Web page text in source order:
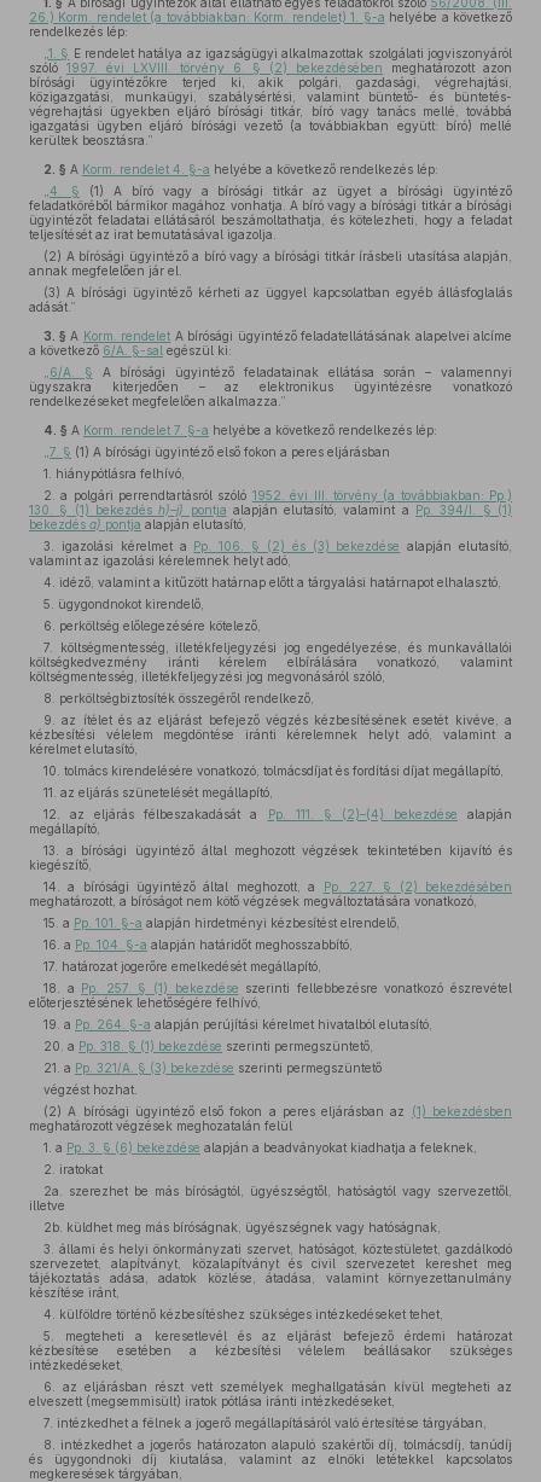
26.) Korm. rendelet (a továbbiakban: Korm. rendelet) 1. §-a helyébe a következő
rendelkezés lép:
1. § E rendelet hatálya az igazságügyi alkalmazottak szolgálati jogviszonyáról
szóló 1997. évi LXVIII. törvény 6. § (2) bekezdésében
meghatározott azon
bírósági ügyintézőkre terjed ki, akik polgári, gazdasági, végrehajtási,
közigazgatási, munkaügyi, szabálysértési, valamint büntető- és büntetés-
végrehajtási ügyekben eljáró bírósági titkár, bíró vagy tanács mellé, továbbá
igazgatási ügyben eljáró bírósági vezető (a továbbiakban együtt: bíró) mellé
kerültek beosztásra.”
2. § A Korm. rendelet 4. §-a helyébe a következő rendelkezés lép:
4. § (1) A bíró vagy a bírósági titkár az ügyet a bírósági ügyintéző
feladatköréből bármikor magához vonhatja. A bíró vagy a bírósági titkár a bírósági
ügyintézőt feladatai ellátásáról beszámoltathatja, és kötelezheti, hogy a feladat
teljesítését az irat bemutatásával igazolja.
(2) A bírósági ügyintéző a bíró vagy a bírósági titkár írásbeli utasítása alapján,
annak megfelelően jár el.
(3) A bírósági ügyintéző kérheti az üggyel kapcsolatban egyéb állásfoglalás
adását.”
3. § A Korm. rendelet A bírósági ügyintéző feladatellátásának alapelvei alcíme
a következő 6/A. §-sal egészül ki:
6/A. § A bírósági ügyintéző feladatainak ellátása során – valamennyi
ügyszakra kiterjedően – az elektronikus ügyintézésre vonatkozó
rendelkezéseket megfelelően alkalmazza.”
4. § A Korm. rendelet 7. §-a helyébe a következő rendelkezés lép:
7. § (1) A bírósági ügyintéző első fokon a peres eljárásban
1. hiánypótlásra felhívó,
2. a polgári perrendtartásról szóló 1952. évi III. törvény (a továbbiakban: Pp.)
130. § (1) bekezdésh)–j) pontja alapján elutasító, valamint a Pp. 394/I. § (1)
bekezdés a) pontja alapján elutasító,
3. igazolási kérelmet a Pp. 106. § (2) és (3) bekezdése alapján elutasító,
valamint az igazolási kérelemnek helyt adó,
4. idéző, valamint a kitűzött határnap előtt a tárgyalási határnapot elhalasztó,
5. ügygondnokot kirendelő,
6. perköltség előlegezésére kötelező,
7. költségmentesség, illetékfeljegyzési jog engedélyezése, és munkavállalói
költségkedvezmény iránti kérelem elbírálására vonatkozó, valamint
költségmentesség, illetékfeljegyzési jog megvonásáról szóló,
8. perköltségbiztosíték összegéről rendelkező,
9. az ítélet és az eljárást befejező végzés kézbesítésének esetét kivéve, a
kézbesítési vélelem megdöntése iránti kérelemnek helyt adó, valamint a
kérelmet elutasító,
10. tolmács kirendelésére vonatkozó, tolmácsdíjat és fordítási díjat megállapító,
11. az eljárás szünetelését megállapító,
12. az eljárás félbeszakadását a
Pp. 111. § (2)–(4) bekezdése alapján
megállapító,
13. a bírósági ügyintéző által meghozott végzések tekintetében kijavító és
kiegészítő,
14. a bírósági ügyintéző által meghozott, a
Pp. 227. § (2) bekezdésében
meghatározott, a bíróságot nem kötő végzések megváltoztatására vonatkozó,
15. a Pp. 101. §-a alapján hirdetményi kézbesítést elrendelő,
16. a Pp. 104. §-a alapján határidőt meghosszabbító,
17. határozat jogerőre emelkedését megállapító,
18. a Pp. 257. § (1) bekezdése szerinti fellebbezésre vonatkozó észrevétel
előterjesztésének lehetőségére felhívó,
19. a Pp. 264. §-a alapján perújítási kérelmet hivatalból elutasító,
20. a Pp. 318. § (1) bekezdése szerinti permegszüntető,
21. a Pp. 321/A. § (3) bekezdése szerinti permegszüntető
végzést hozhat.
(2) A bírósági ügyintéző első fokon a peres eljárásban az
(1) bekezdésben
meghatározott végzések meghozatalán felül
1. a Pp. 3. § (6) bekezdése alapján a beadványokat kiadhatja a feleknek,
2. iratokat
2a. szerezhet be más bíróságtól, ügyészségtől, hatóságtól vagy szervezettől,
illetve
2b. küldhet meg más bíróságnak, ügyészségnek vagy hatóságnak,
3. állami és helyi önkormányzati szervet, hatóságot, köztestületet, gazdálkodó
szervezetet, alapítványt, közalapítványt és civil szervezetet kereshet meg
tájékoztatás adása, adatok közlése, átadása, valamint környezettanulmány
készítése iránt,
4. külföldre történő kézbesítéshez szükséges intézkedéseket tehet,
5. megteheti a keresetlevél és az eljárást befejező érdemi határozat
kézbesítése esetében a kézbesítési vélelem beállásakor szükséges
intézkedéseket,
6. az eljárásban részt vett személyek meghallgatásán kívül megteheti az
elveszett (megsemmisült) iratok pótlása iránti intézkedéseket,
7. intézkedhet a félnek a jogerő megállapításáról való értesítése tárgyában,
8. intézkedhet a jogerős határozaton alapuló szakértői díj, tolmácsdíj, tanúdíj
és ügygondnoki díj kiutalása, valamint az elnöki letétekkel kapcsolatos
megkeresések tárgyában,